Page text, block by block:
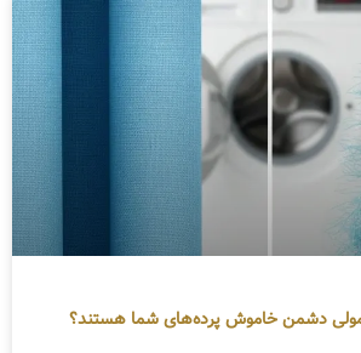
دشمن خاموش پرده‌های شما هستند؟